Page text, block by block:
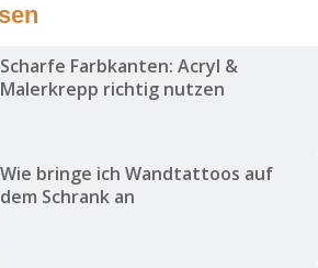
Scharfe Farbkanten: Acryl &
Malerkrepp richtig nutzen
Wie bringe ich Wandtattoos auf
dem Schrank an